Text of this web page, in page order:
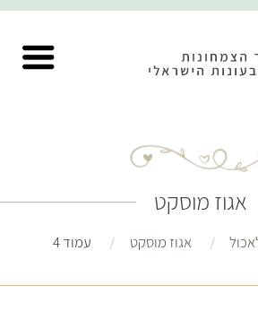
אגוז מוסקט
אגוז מוסקט עמוד 4